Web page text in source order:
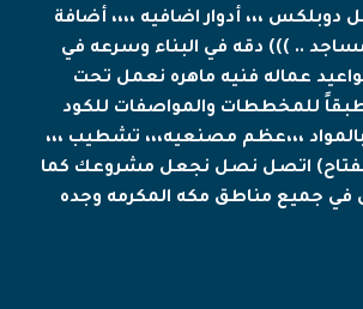
دوبلكس ،،، أدوار اضافيه ،،،، أضافة
.. ))) دقه في البناء وسرعه في
عماله فنيه ماهره نعمل تحت
للمخططات والمواصفات للكود
،،،عظم مصنعيه،،، تشطيب ،،،
مفتاح) اتصل نصل نجعل مشروعك كما
في جميع مناطق مكه المكرمه وجده